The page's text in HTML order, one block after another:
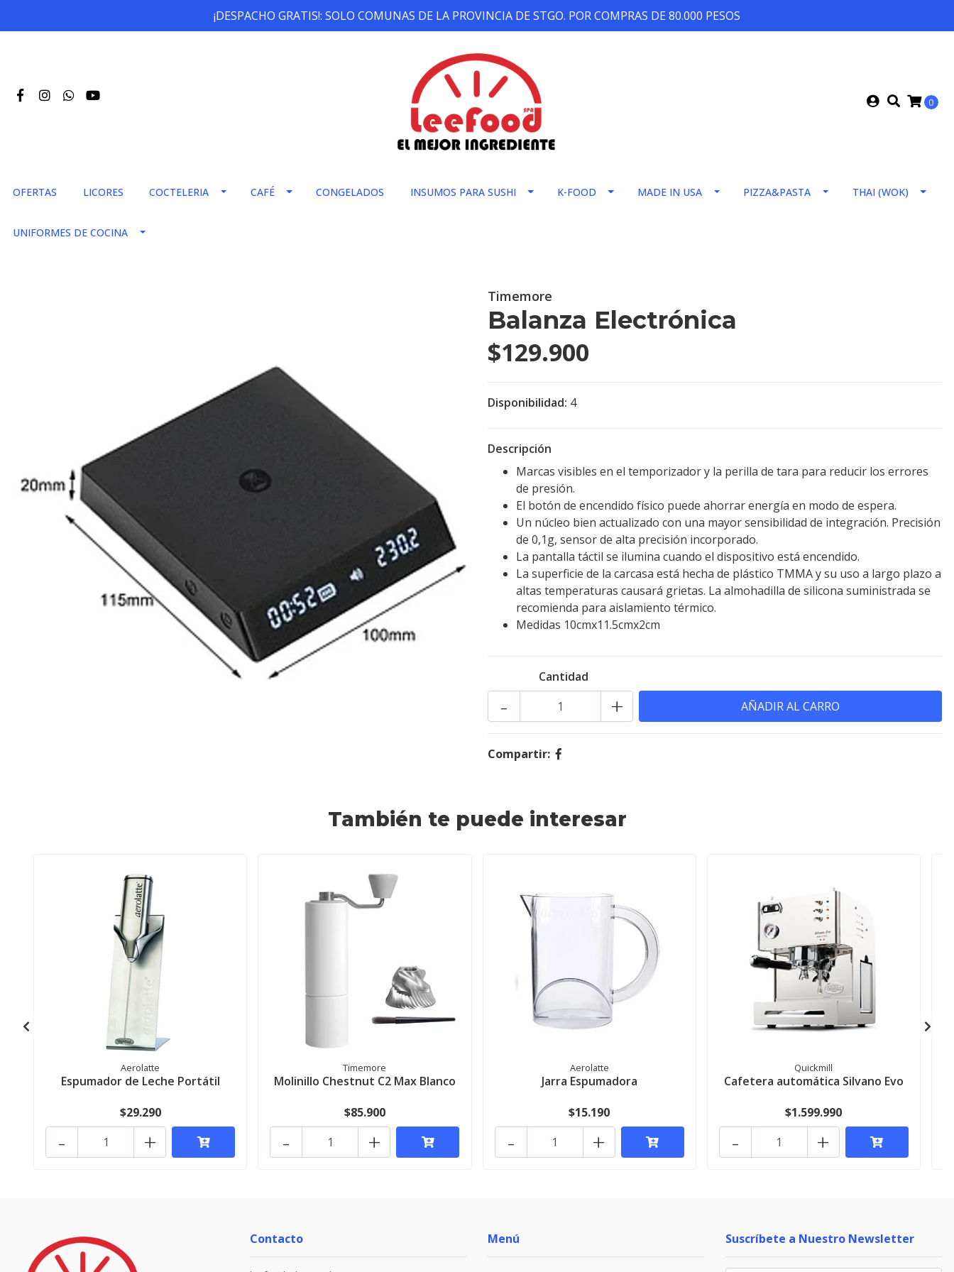
¡DESPACHO GRATIS!: SOLO COMUNAS DE LA PROVINCIA DE STGO. POR COMPRAS DE 80.000 PESOS
0
OFERTAS LICORES COCTELERIA CAFÉ CONGELADOS INSUMOS PARA SUSHI K-FOOD MADE IN USA PIZZA&PASTA THAI (WOK)
UNIFORMES DE COCINA
Timemore
Balanza Electrónica
$129.900
Disponibilidad: 4
Descripción
Marcas visibles en el temporizador y la perilla de tara para reducir los errores
de presión.
El botón de encendido físico puede ahorrar energía en modo de espera.
Un núcleo bien actualizado con una mayor sensibilidad de integración. Precisión
de 0,1g, sensor de alta precisión incorporado.
La pantalla táctil se ilumina cuando el dispositivo está encendido.
La superficie de la carcasa está hecha de plástico TMMA y su uso a largo plazo a
altas temperaturas causará grietas. La almohadilla de silicona suministrada se
recomienda para aislamiento térmico.
Medidas 10cmx11.5cmx2cm
Cantidad
+
-
Compartir:
También te puede interesar
Aerolatte
Espumador de Leche Portátil
$29.290
+
-
Timemore
Molinillo Chestnut C2 Max Blanco
$85.900
+
-
Aerolatte
Jarra Espumadora
$15.190
+
-
Quickmill
Cafetera automática Silvano Evo
$1.599.990
+
-
Contacto Menú Suscríbete a Nuestro Newsletter